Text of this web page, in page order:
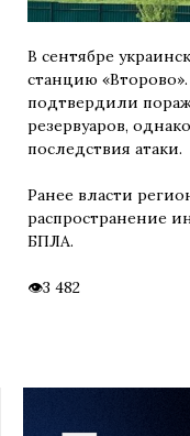
В сентябре
станцию
подтвердили
резервуаров,
последствия атаки.
Ранее власти
распространение
БПЛА.
3 482